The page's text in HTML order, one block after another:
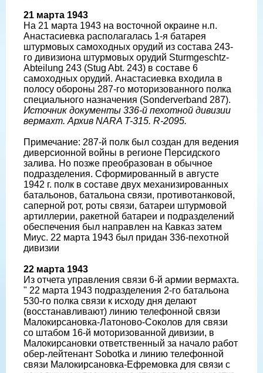
21 марта 1943
На 21 марта 1943 на восточной окраине н.п.
Анастасиевка располагалась 1-я батарея
штурмовых самоходных орудий из состава 243-
го дивизиона штурмовых орудий Sturmgeschtz-
Abteilung 243 (Stug Abt. 243) в составе 6
самоходных орудий. Анастасиевка входила в
полосу обороны 287-го моторизованного полка
специального назначения (Sonderverband 287).
Источник документы 336-й пехотной дивизии
вермахт. Архив NARA T-315. R-2095.
Примечание: 287-й полк был создан для ведения
диверсионной войны в регионе Персидского
залива. Но позже преобразован в обычное
подразделения. Сформированный в августе
1942 г. полк в составе двух механизированных
батальонов, батальона связи, противотанковой,
саперной рот, роты связи, батареи штурмовой
артиллерии, ракетной батареи и подразделений
обеспечения был направлен на Кавказ затем
Миус. 22 марта 1943 был придан 336-пехотной
дивизии
22 марта 1943
Из отчета управления связи 6-й армии вермахта.
" 22 марта 1943 подразделения 2-го батальона
530-го полка связи к исходу дня делают
(восстанавливают) линию телефонной связи
Малокирсановка-Латоново-Соколов для связи
со штабом 16-й моторизованной дивизии, в
Малокирсановки ответственный за начало работ
обер-лейтенант Sobotka и линию телефонной
связи Малокирсановка-Ефремовка для связи с